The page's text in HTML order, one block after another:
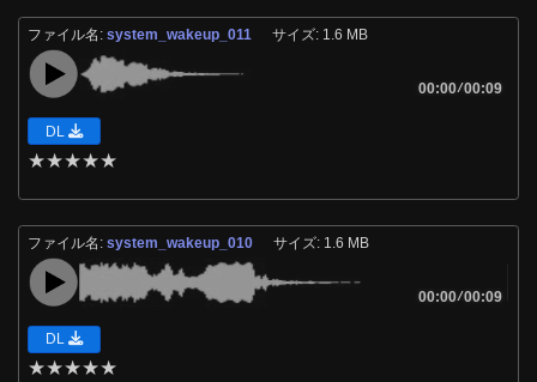
ファイル名:system_wakeup_011 サイズ: 1.6 MB
00:00/00:09
DL
★★★★★
ファイル名:system_wakeup_010 サイズ: 1.6 MB
00:00/00:09
DL
★★★★★